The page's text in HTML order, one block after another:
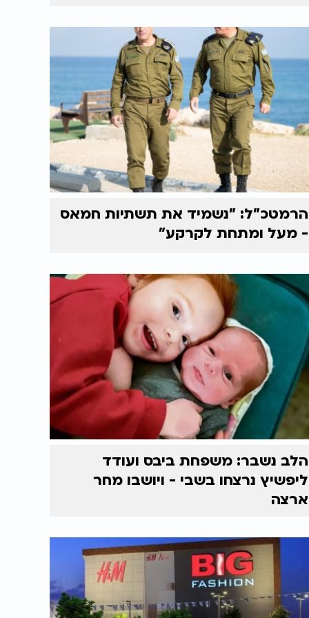
הרמטכ"ל: "נשמיד את תשתיות חמאס
- מעל ומתחת לקרקע"
הלב נשבר: משפחת ביבס ועודד
ליפשיץ נרצחו בשבי - ויושבו מחר
ארצה